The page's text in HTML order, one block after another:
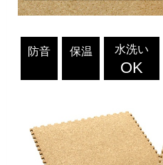
防音 保温 水洗い
OK